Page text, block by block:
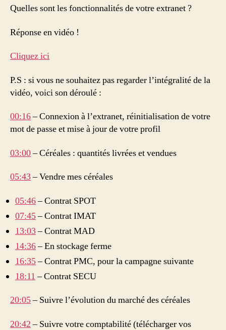
Quelles sont les fonctionnalités de votre extranet ?
Réponse en vidéo !
Cliquez ici
P.S : si vous ne souhaitez pas regarder l’intégralité de la
vidéo, voici son déroulé :
00:16– Connexion à l’extranet, réinitialisation de votre
mot de passe et mise à jour de votre profil
03:00– Céréales : quantités livrées et vendues
05:43– Vendre mes céréales
05:46– Contrat SPOT
07:45– Contrat IMAT
13:03– Contrat MAD
14:36– En stockage ferme
16:35– Contrat PMC, pour la campagne suivante
18:11– Contrat SECU
20:05– Suivre l’évolution du marché des céréales
20:42– Suivre votre comptabilité (télécharger vos